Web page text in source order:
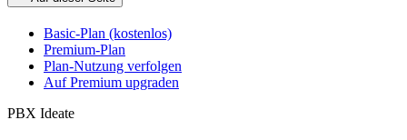
Basic-Plan (kostenlos)
Premium-Plan
Plan-Nutzung verfolgen
Auf Premium upgraden
PBX Ideate